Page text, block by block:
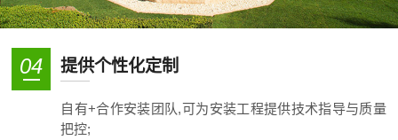
04 提供个性化定制
自有+合作安装团队,可为安装工程提供技术指导与质量
把控;